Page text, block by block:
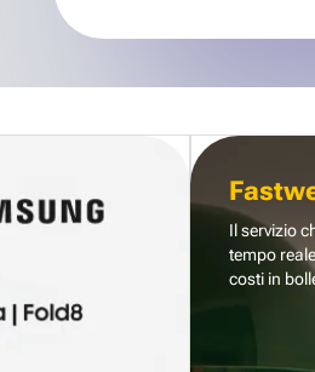
Il servizio
tempo
costi in